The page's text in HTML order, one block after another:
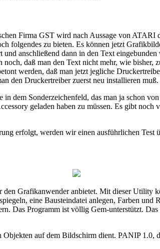
Firma GST wird nach Aussage von
folgendes zu bieten. Es können jetzt
anschließend dann in den Text
daß man den Text nicht mehr, wie
werden, daß man jetzt jegliche
den Druckertreiber zuerst neu installieren muß.
dem Sonderzeichenfeld, das man ja schon
geladen haben zu müssen. Es gibt
erfolgt, werden wir einen ausführlichen Test
Grafikanwender anbietet. Mit dieser Utility
eine Bausteindatei anlegen, Farben und
Das Programm ist völlig Gem-unterstützt.
auf dem Bildschirm dient. PANIP 1.0,